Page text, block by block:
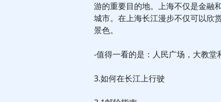
游的重要目的地。上海不仅是金融
城市。在上海长江漫步不仅可以欣
景色。
-值得一看的是：人民广场，大教堂
3.如何在长江上行驶